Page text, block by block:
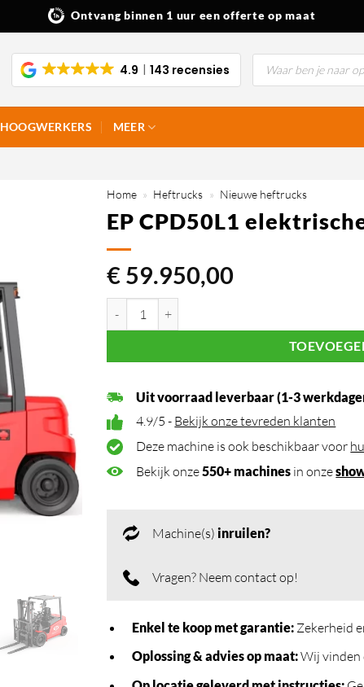
Ontvang binnen 1 uur een offerte op maat
4.9 143 recensies
Producten
zoeken
HOOGWERKERS MEER
Home » Heftrucks » Nieuwe heftrucks
EP CPD50L1
€ 59.950,00
Uit voorraad leverbaar (1-3
4.9/5 - Bekijk onze tevreden klanten
Deze machine is ook beschikbaar voor
Bekijk onze550+ machines in onze
Machine(s) inruilen?
Vragen? Neem contact op!
Enkel te koop met garantie: Zekerheid
Oplossing & advies op maat:Wij vinden